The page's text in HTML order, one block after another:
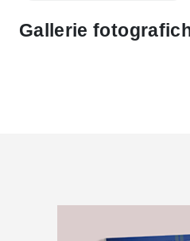
Gallerie